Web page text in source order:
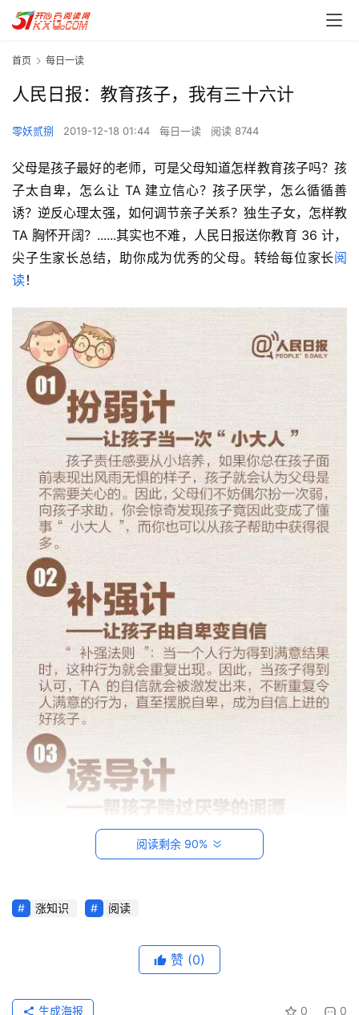
日
首页 每日一读
人民日报：教育孩子，我有三十六计
零妖贰捌 2019-12-18 01:44 每日一读 阅读 8744
父母是孩子最好的老师，可是父母知道怎样教育孩子吗？孩
子太自卑，怎么让 TA 建立信心？孩子厌学，怎么循循善
诱？逆反心理太强，如何调节亲子关系？独生子女，怎样教
TA 胸怀开阔？......其实也不难，人民日报送你教育 36 计，
尖子生家长总结，助你成为优秀的父母。转给每位家长阅
读！
阅读剩余 90%
涨知识 阅读
赞 (0)
0 0
生成海报